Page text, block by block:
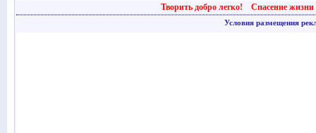
Творить добро легко! Спасение жизни
Условия размещения